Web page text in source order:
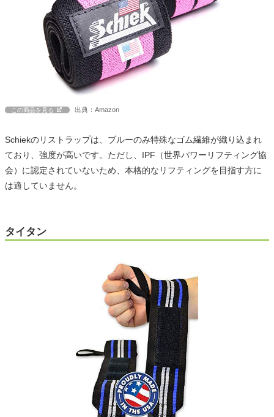
この商品を見る 出典：Amazon
Schiekのリストラップは、ブルーのみ特殊なゴム繊維が織り込まれ
ており、強度が高いです。ただし、IPF（世界パワーリフティング協
会）に認定されていないため、本格的なリフティングを目指す方に
は適していません。
タイタン